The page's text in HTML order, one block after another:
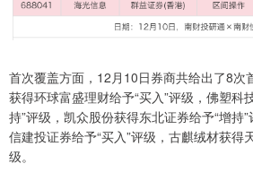
首次覆盖方面，12月10日券商共给出了8次
获得环球富盛理财给予“买入”评级，佛塑科
持”评级，凯众股份获得东北证券给予“增持
信建投证券给予“买入”评级，古麒绒材获得
级。